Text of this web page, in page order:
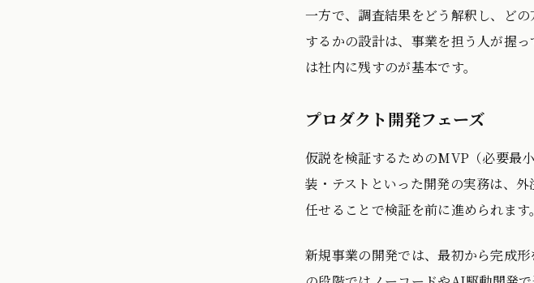
一方で、調査結果をどう解釈し、ど
するかの設計は、事業を担う人が握
は社内に残すのが基本です。
プロダクト開発フェーズ
仮説を検証するためのMVP（必要最
装・テストといった開発の実務は、
任せることで検証を前に進められます。
新規事業の開発では、最初から完成